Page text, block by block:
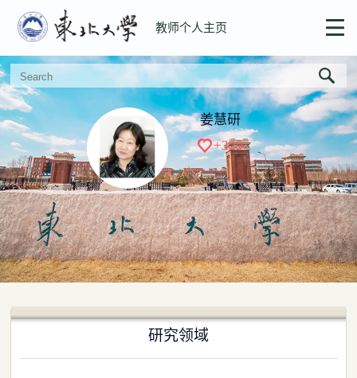
教师个人主页
姜慧研
+329
研究领域